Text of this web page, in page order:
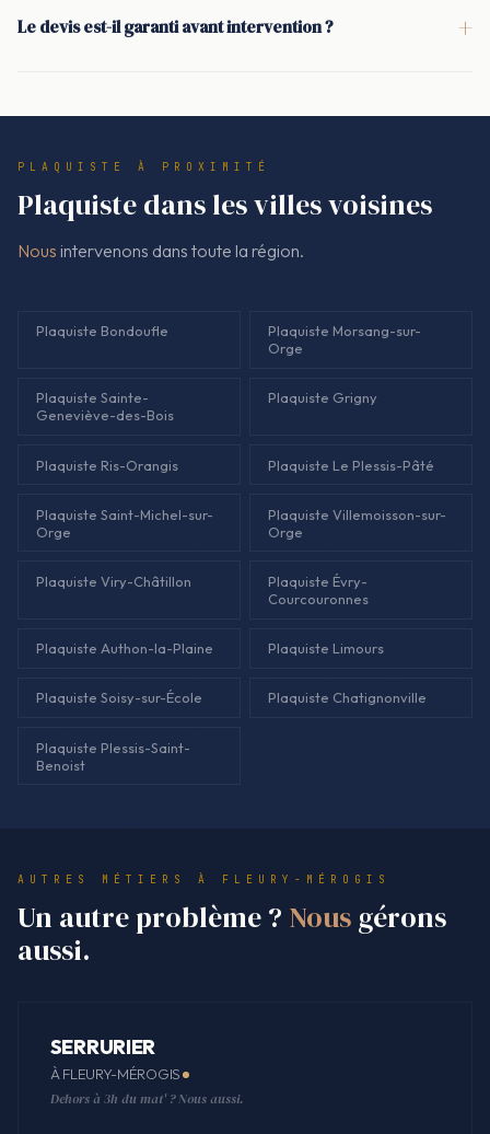
pose du plafond et le passage des gaines sont coordonnés,
Le devis est-il garanti avant intervention ? +
l'isolation, les bandes et l'enduit sont décrits. Le montant
PLAQUISTE À PROXIMITÉ
Plaquiste dans les villes voisines
Nous intervenons dans toute la région.
Plaquiste Bondoufle
Plaquiste Morsang-sur-
Orge
Plaquiste Sainte-
Geneviève-des-Bois
Plaquiste Grigny
Plaquiste Ris-Orangis Plaquiste Le Plessis-Pâté
Plaquiste Saint-Michel-sur-
Orge
Plaquiste Villemoisson-sur-
Orge
Plaquiste Viry-Châtillon
Plaquiste Évry-
Courcouronnes
Plaquiste Authon-la-Plaine Plaquiste Limours
Plaquiste Soisy-sur-École Plaquiste Chatignonville
Plaquiste Plessis-Saint-
Benoist
AUTRES MÉTIERS À FLEURY-MÉROGIS
Un autre problème ? Nous gérons
aussi.
SERRURIER
À FLEURY-MÉROGIS
Dehors à 3h du mat' ? Nous aussi.